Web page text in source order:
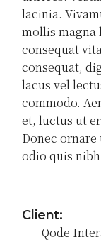
lacinia.
mollis magna
consequat
consequat,
lacus vel
commodo.
et, luctus ut
Donec
odio quis
Client:
Qode